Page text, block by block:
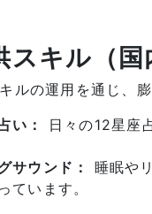
キル（国
ルの運用を通じ、
い：
日々の12星座
サウンド：
睡眠や
ています。